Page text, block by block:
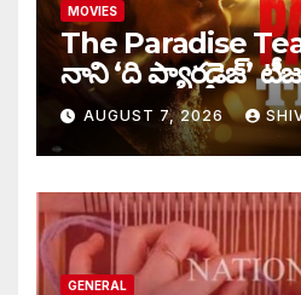
MOVIES
The Paradise
నాని ‘ది ప్యారడైజ్’
AUGUST 7, 2026
GENERAL